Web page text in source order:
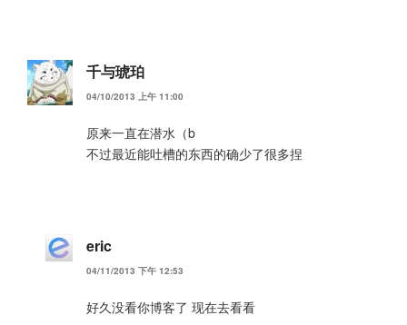
千与琥珀
04/10/2013 上午 11:00
原来一直在潜水（b
不过最近能吐槽的东西的确少了很多捏
eric
04/11/2013 下午 12:53
好久没看你博客了 现在去看看